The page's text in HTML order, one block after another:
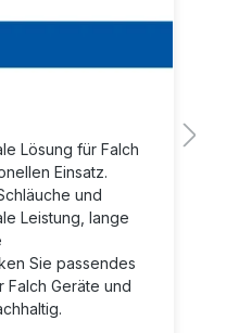
Lösung für Falch
Einsatz.
und
Leistung, lange
Sie passendes
Geräte und